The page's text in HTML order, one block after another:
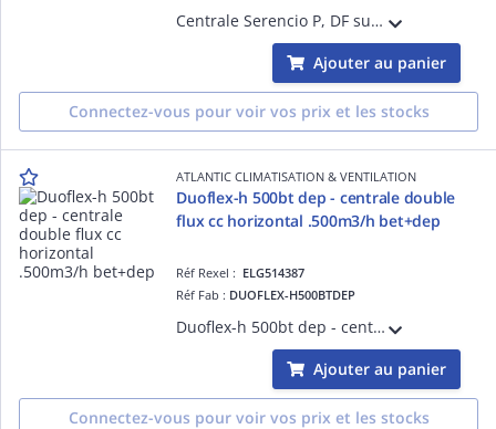
Centrale Serencio P, DF superposés HR, échangeur contre-courant - servitude gauche - 4000m3/h - plugfan EC - isol. 50 mm laine minérale - EN 1886 : D2-L2-F9-T3-TB3 :filtre soufflage ISO ePM1 55% (F7) en std et ISO ePM1 70% (F8) en option
Ajouter au panier
Connectez-vous pour voir vos prix et les stocks
ATLANTIC CLIMATISATION & VENTILATION
Duoflex-h 500bt dep - centrale double
flux cc horizontal .500m3/h bet+dep
Réf Rexel : ELG514387
Réf Fab : DUOFLEX-H500BTDEP
Duoflex-h 500bt dep - centrale double flux cc 500m3/h bet+dep - haut rendement >80% - version horizontal ontale - moteurs ec - turbine réaction - isol. 25 mm lm - filtration f7/m5 - régul intégrée - h 370mm - préchauff. élec. intégré
Ajouter au panier
Connectez-vous pour voir vos prix et les stocks